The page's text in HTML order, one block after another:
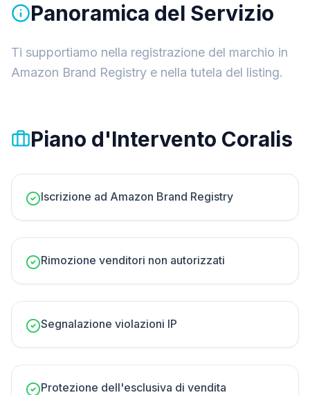
Panoramica del Servizio
Ti supportiamo nella registrazione del marchio in
Amazon Brand Registry e nella tutela del listing.
Piano d'Intervento Coralis
Iscrizione ad Amazon Brand Registry
Rimozione venditori non autorizzati
Segnalazione violazioni IP
Protezione dell'esclusiva di vendita